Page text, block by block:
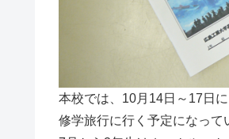
本校では、10月14日～17日
修学旅行に行く予定になって